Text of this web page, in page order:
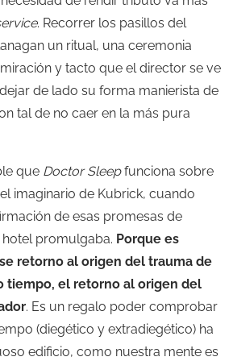
. Recorrer los pasillos del
un ritual, una ceremonia
y tacto que el director se ve
de lado su forma manierista de
tal de no caer en la más pura
que Doctor Sleepfunciona sobre
imaginario de Kubrick, cuando
de esas promesas de
promulgaba. Porque es
retorno al origen del trauma de
tiempo, el retorno al origen del
. Es un regalo poder comprobar
(diegético y extradiegético) ha
edificio, como nuestra mente es